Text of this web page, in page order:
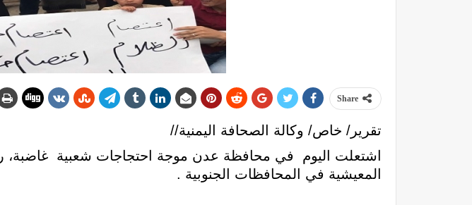
Share
تقرير/ خاص/ وكالة الصحافة اليمنية//
اشتعلت اليوم في محافظة عدن موجة احتجاجات شعبية غاضبة،
المعيشية في المحافظات الجنوبية .